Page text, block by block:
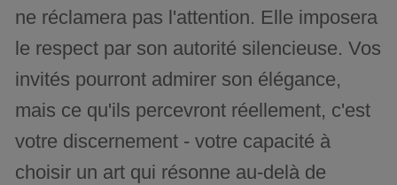
ne réclamera pas l'attention. Elle imposera
le respect par son autorité silencieuse. Vos
invités pourront admirer son élégance,
mais ce qu'ils percevront réellement, c'est
votre discernement - votre capacité à
choisir un art qui résonne au-delà de